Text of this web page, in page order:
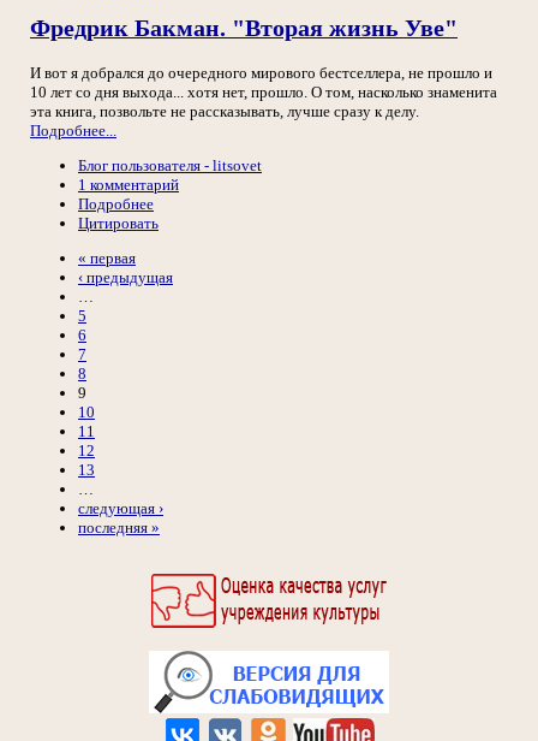
Фредрик Бакман. "Вторая жизнь Уве"
И вот я добрался до очередного мирового бестселлера, не прошло и
10 лет со дня выхода... хотя нет, прошло. О том, насколько знаменита
эта книга, позвольте не рассказывать, лучше сразу к делу.
Подробнее...
Блог пользователя - litsovet
1 комментарий
Подробнее
Цитировать
« первая
‹ предыдущая
…
5
6
7
8
9
10
11
12
13
…
следующая ›
последняя »